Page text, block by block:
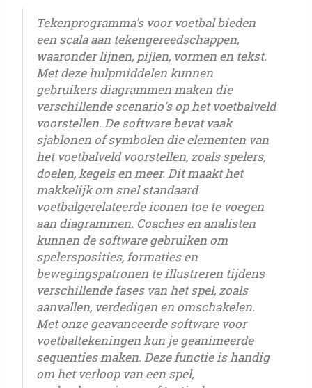
Tekenprogramma's voor voetbal bieden
een scala aan tekengereedschappen,
waaronder lijnen, pijlen, vormen en tekst.
Met deze hulpmiddelen kunnen
gebruikers diagrammen maken die
verschillende scenario's op het voetbalveld
voorstellen. De software bevat vaak
sjablonen of symbolen die elementen van
het voetbalveld voorstellen, zoals spelers,
doelen, kegels en meer. Dit maakt het
makkelijk om snel standaard
voetbalgerelateerde iconen toe te voegen
aan diagrammen. Coaches en analisten
kunnen de software gebruiken om
spelersposities, formaties en
bewegingspatronen te illustreren tijdens
verschillende fases van het spel, zoals
aanvallen, verdedigen en omschakelen.
Met onze geavanceerde software voor
voetbaltekeningen kun je geanimeerde
sequenties maken. Deze functie is handig
om het verloop van een spel,